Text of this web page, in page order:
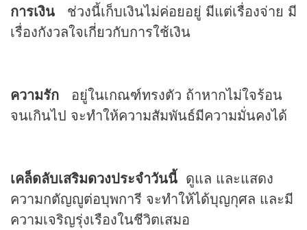
การเงิน ช่วงนี้เก็บเงินไม่ค่อยอยู่ มีแต่เรื่องจ่าย มี
เรื่องกังวลใจเกี่ยวกับการใช้เงิน
ความรัก อยู่ในเกณฑ์ทรงตัว ถ้าหากไม่ใจร้อน
จนเกินไป จะทำให้ความสัมพันธ์มีความมั่นคงได้
เคล็ดลับเสริมดวงประจำวันนี้ ดูแล และแสดง
ความกตัญญูต่อบุพการี จะทำให้ได้บุญกุศล และมี
ความเจริญรุ่งเรืองในชีวิตเสมอ